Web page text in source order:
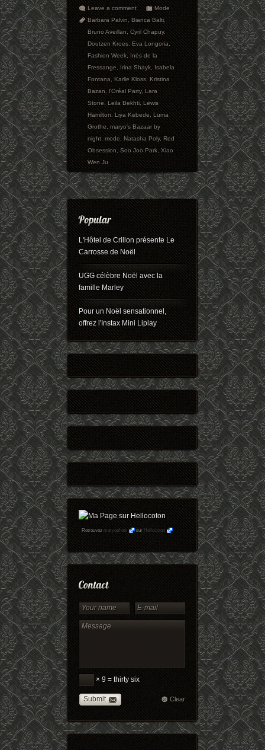
Leave a comment
Mode
Barbara Palvin,Bianca Balti,
Bruno Aveillan,Cyril Chapuy,
Doutzen Kroes,Eva Longoria,
Fashion Week,Inès de la
Fressange,Irina Shayk,Isabela
Fontana,Karlie Kloss,Kristina
Bazan,l'Oréal Party,Lara
Stone,Leila Bekhti,Lewis
Hamilton,Liya Kebede,Luma
Grothe,maryo's Bazaar by
night,mode,Natasha Poly,Red
Obsession,Soo Joo Park,Xiao
Wen Ju
L'Hôtel de Crillon présente Le
Carrosse de Noël
UGG célèbre Noël avec la
famille Marley
Pour un Noël sensationnel,
offrez l'Instax Mini Liplay
Retrouvezmaryophoto surHellocoton
× 9 = thirty six
Submit Clear